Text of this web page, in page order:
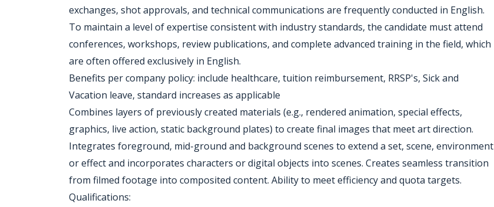
exchanges, shot approvals, and technical communications are frequently conducted in English.
To maintain a level of expertise consistent with industry standards, the candidate must attend
conferences, workshops, review publications, and complete advanced training in the field, which
are often offered exclusively in English.
Benefits per company policy: include healthcare, tuition reimbursement, RRSP's, Sick and
Vacation leave, standard increases as applicable
Combines layers of previously created materials (e.g., rendered animation, special effects,
graphics, live action, static background plates) to create final images that meet art direction.
Integrates foreground, mid-ground and background scenes to extend a set, scene, environment
or effect and incorporates characters or digital objects into scenes. Creates seamless transition
from filmed footage into composited content. Ability to meet efficiency and quota targets.
Qualifications: